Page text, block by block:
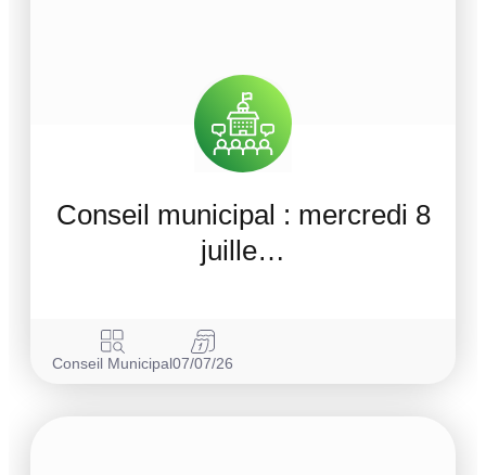
Conseil municipal : mercredi 8
juille…
Conseil Municipal07/07/26